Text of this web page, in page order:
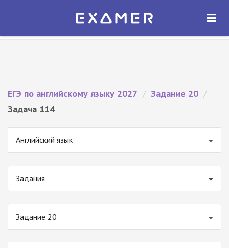
Экзамер — ЕГЭ 2027
ОТКРЫТЬ
ЕГЭ по английскому языку 2027 / Задание 20 /
Задача 114
Английский язык
Задания
Задание 20